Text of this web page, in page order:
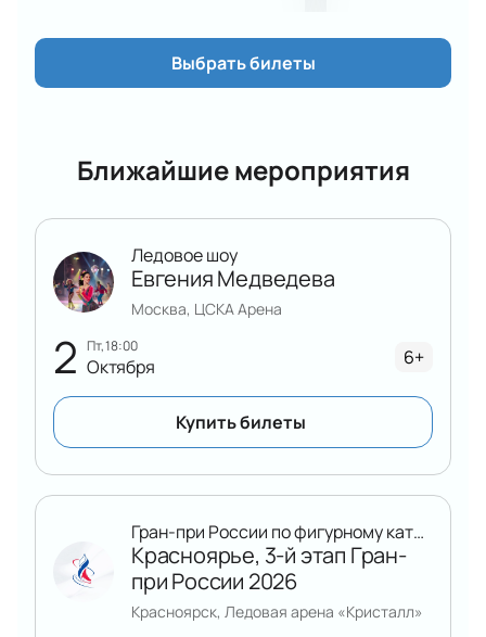
Выбрать билеты
Ближайшие мероприятия
2 пт, 18:00
Октября
Ледовое шоу
Евгения Медведева
Москва, ЦСКА Арена
6+
Купить билеты
Гран-при России по фигурному катанию
Красноярье, 3-й этап Гран-
при России 2026
Красноярск, Ледовая арена «Кристалл»